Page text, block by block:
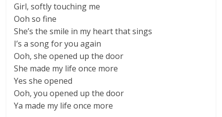
Girl, softly touching me
Ooh so fine
She’s the smile in my heart that sings
I’s a song for you again
Ooh, she opened up the door
She made my life once more
Yes she opened
Ooh, you opened up the door
Ya made my life once more